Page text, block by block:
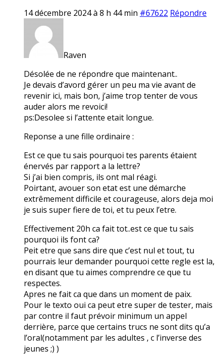
14 décembre 2024 à 8 h 44 min #67622 Répondre
Raven
Désolée de ne répondre que maintenant..
Je devais d’avord gérer un peu ma vie avant de
revenir ici, mais bon, j’aime trop tenter de vous
auder alors me revoici!
ps:Desolee si l’attente etait longue.
Reponse a une fille ordinaire :
Est ce que tu sais pourquoi tes parents étaient
énervés par rapport a la lettre?
Si j’ai bien compris, ils ont mal réagi.
Poirtant, avouer son etat est une démarche
extrêmement difficile et courageuse, alors deja moi
je suis super fiere de toi, et tu peux l’etre.
Effectivement 20h ca fait tot..est ce que tu sais
pourquoi ils font ca?
Peit etre que sans dire que c’est nul et tout, tu
pourrais leur demander pourquoi cette regle est la,
en disant que tu aimes comprendre ce que tu
respectes.
Apres ne fait ca que dans un moment de paix.
Pour le texto oui ca peut etre super de tester, mais
par contre il faut prévoir minimum un appel
derrière, parce que certains trucs ne sont dits qu’a
l’oral(notamment par les adultes , c l’inverse des
jeunes ;) )